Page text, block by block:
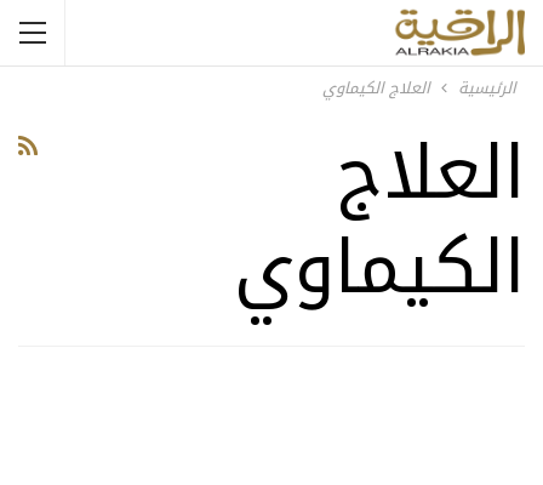
الرئيسية العلاج الكيماوي
العلاج
الكيماوي